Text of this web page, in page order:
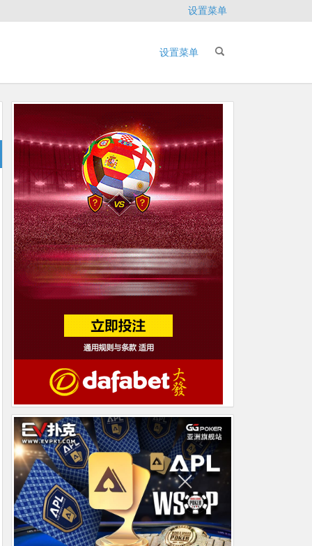
设置菜单
设置菜单